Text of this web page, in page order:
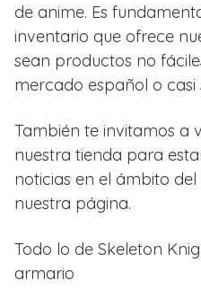
de anime. Es
inventario que ofrece
sean productos no
mercado español o casi
También te invitamos a
nuestra tienda para
noticias en el ámbito
nuestra página.
Todo lo de Skeleton
armario